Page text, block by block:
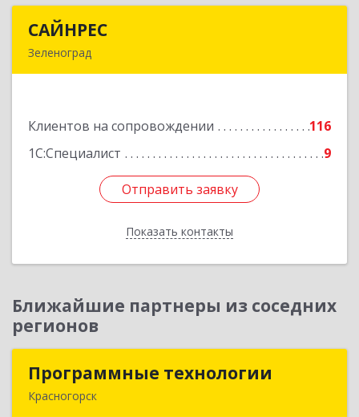
САЙНРЕС
Зеленоград
Клиентов на сопровождении
116
1С:Специалист
9
Отправить заявку
Показать контакты
Подробнее
Отправить заявку
Назад
Ближайшие партнеры из соседних
регионов
Программные технологии
Красногорск
Программные технологии